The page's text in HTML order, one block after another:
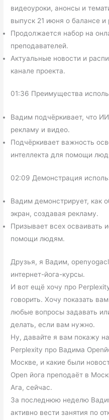
видеоуроки, анонсы и
выпуск 21 июня о балансе
Продолжается набор на
преподавателей.
Актуальные новости и
канале проекта.
01:36 Преимущества
Вадим подчёркивает, что
рекламу и видео.
Подчёркивает важность
интеллекта для помощи
02:09 Демонстрация
Вадим демонстрирует, как
экран, создавая рекламу.
Призывает всех осваивать
помощи людям.
Друзья, я Вадим,
интернет-йога-курсы.
И вот ещё хочу про
говорить. Хочу показать
любые вопросы задавать
делать, если вам нужно.
Ну, давайте я вам покажу
Perplexity про Вадима
Москве, и какие были
Open йога преподаёт в
Ага, сейчас.
За последнюю неделю
активно вести занятия по